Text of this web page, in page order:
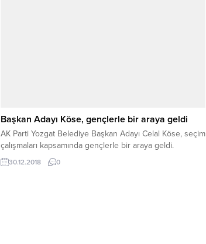
Başkan Adayı Köse, gençlerle bir araya geldi
AK Parti Yozgat Belediye Başkan Adayı Celal Köse, seçim
çalışmaları kapsamında gençlerle bir araya geldi.
30.12.2018 0